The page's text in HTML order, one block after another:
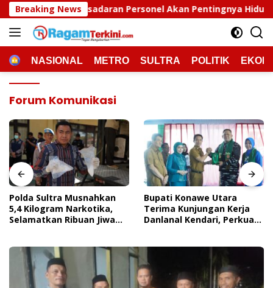
Langsung
ke
konten
Breaking News
Personel Akan Pentingnya Hidup Sehat Polda
HOMENASIONAL METRO SULTRA POLITIK
Forum Komunikasi
Polda Sultra Musnahkan
5,4 Kilogram Narkotika,
Selamatkan Ribuan Jiwa
Bupati Konawe Utara
Terima Kunjungan Kerja
Danlanal Kendari, Perkuat